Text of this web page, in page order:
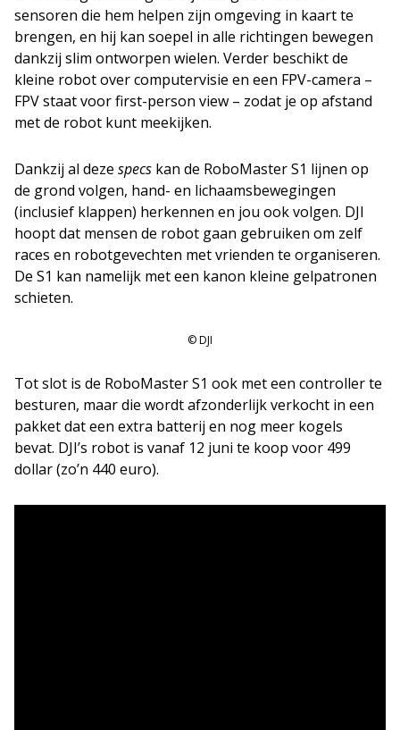
sensoren die hem helpen zijn omgeving in kaart te
brengen, en hij kan soepel in alle richtingen bewegen
dankzij slim ontworpen wielen. Verder beschikt de
kleine robot over computervisie en een FPV-camera –
FPV staat voor first-person view – zodat je op afstand
met de robot kunt meekijken.
Dankzij al deze specs kan de RoboMaster S1 lijnen op
de grond volgen, hand- en lichaamsbewegingen
(inclusief klappen) herkennen en jou ook volgen. DJI
hoopt dat mensen de robot gaan gebruiken om zelf
races en robotgevechten met vrienden te organiseren.
De S1 kan namelijk met een kanon kleine gelpatronen
schieten.
© DJI
Tot slot is de RoboMaster S1 ook met een controller te
besturen, maar die wordt afzonderlijk verkocht in een
pakket dat een extra batterij en nog meer kogels
bevat. DJI’s robot is vanaf 12 juni te koop voor 499
dollar (zo’n 440 euro).